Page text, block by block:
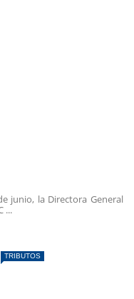
junio, la Directora General
...
TRIBUTOS